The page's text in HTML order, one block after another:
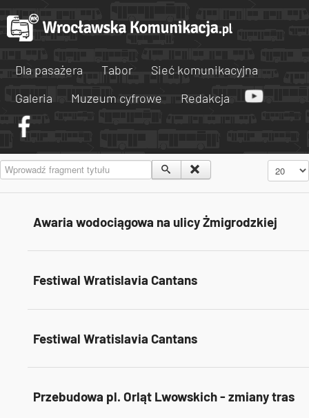
Dla pasażera Tabor
Sieć komunikacyjna
Galeria
Muzeum cyfrowe Redakcja
Wprowadź fragment tytułu Pokaż #
Awaria wodociągowa na ulicy Żmigrodzkiej
Festiwal Wratislavia Cantans
Festiwal Wratislavia Cantans
Przebudowa pl. Orląt Lwowskich - zmiany tras